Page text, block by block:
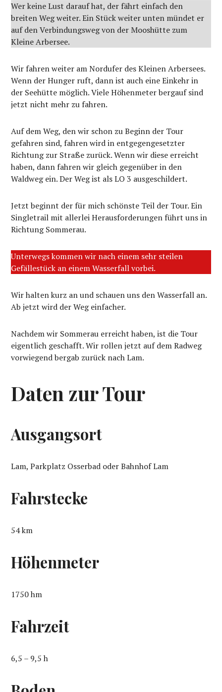
Wer keine Lust darauf hat, der fährt einfach den
breiten Weg weiter. Ein Stück weiter unten mündet er
auf den Verbindungsweg von der Mooshütte zum
Kleine Arbersee.
Wir fahren weiter am Nordufer des Kleinen Arbersees.
Wenn der Hunger ruft, dann ist auch eine Einkehr in
der Seehütte möglich. Viele Höhenmeter bergauf sind
jetzt nicht mehr zu fahren.
Auf dem Weg, den wir schon zu Beginn der Tour
gefahren sind, fahren wird in entgegengesetzter
Richtung zur Straße zurück. Wenn wir diese erreicht
haben, dann fahren wir gleich gegenüber in den
Waldweg ein. Der Weg ist als LO 3 ausgeschildert.
Jetzt beginnt der für mich schönste Teil der Tour. Ein
Singletrail mit allerlei Herausforderungen führt uns in
Richtung Sommerau.
Unterwegs kommen wir nach einem sehr steilen
Gefällestück an einem Wasserfall vorbei.
Wir halten kurz an und schauen uns den Wasserfall an.
Ab jetzt wird der Weg einfacher.
Nachdem wir Sommerau erreicht haben, ist die Tour
eigentlich geschafft. Wir rollen jetzt auf dem Radweg
vorwiegend bergab zurück nach Lam.
Daten zur Tour
Ausgangsort
Lam, Parkplatz Osserbad oder Bahnhof Lam
Fahrstecke
54 km
Höhenmeter
1750 hm
Fahrzeit
6,5 – 9,5 h